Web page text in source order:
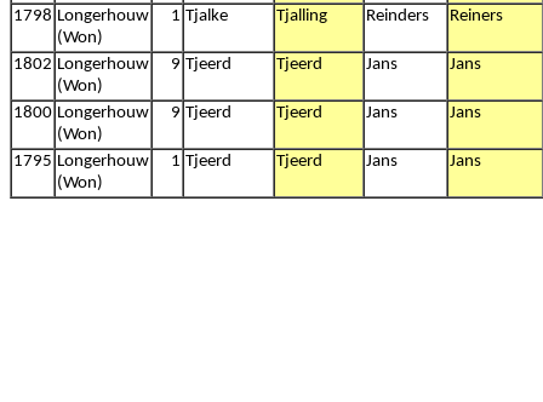
1798 Longerhouw
(Won)
1 Tjalke Tjalling Reinders Reiners
1802 Longerhouw
(Won)
9 Tjeerd Tjeerd Jans Jans
1800 Longerhouw
(Won)
9 Tjeerd Tjeerd Jans Jans
1795 Longerhouw
(Won)
1 Tjeerd Tjeerd Jans Jans